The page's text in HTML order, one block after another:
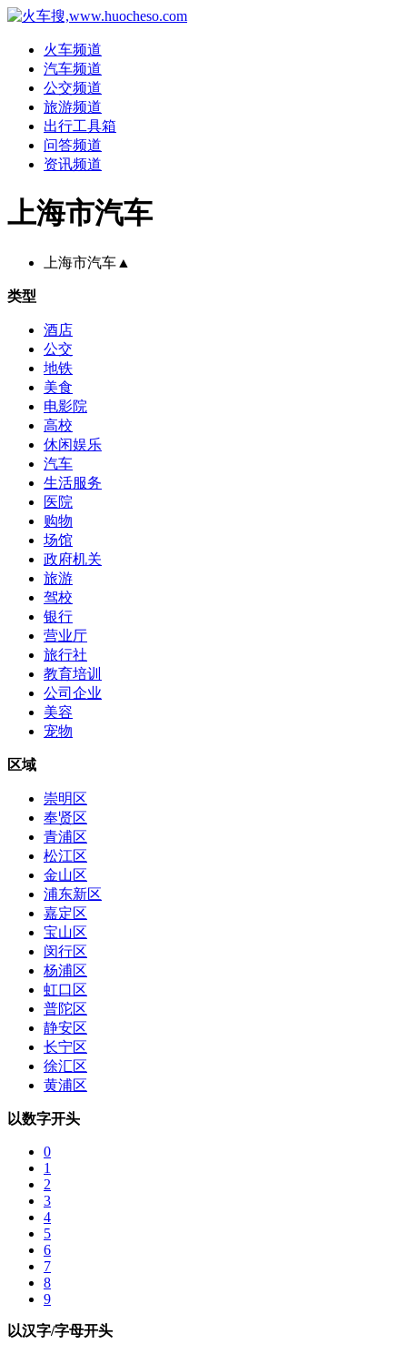
火车频道
汽车频道
公交频道
旅游频道
出行工具箱
问答频道
资讯频道
上海市汽车
上海市汽车 ▲
类型
酒店
公交
地铁
美食
电影院
高校
休闲娱乐
汽车
生活服务
医院
购物
场馆
政府机关
旅游
驾校
银行
营业厅
旅行社
教育培训
公司企业
美容
宠物
区域
崇明区
奉贤区
青浦区
松江区
金山区
浦东新区
嘉定区
宝山区
闵行区
杨浦区
虹口区
普陀区
静安区
长宁区
徐汇区
黄浦区
以数字开头
0
1
2
3
4
5
6
7
8
9
以汉字/字母开头